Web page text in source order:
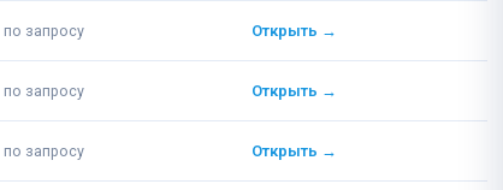
по запросу Открыть →
по запросу Открыть →
по запросу Открыть →